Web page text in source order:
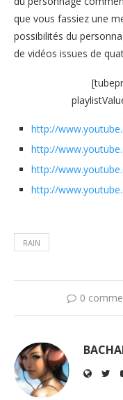
que vous fassiez une
possibilités du
de vidéos issues de
http://
http://
http://
http://
RAIN
0